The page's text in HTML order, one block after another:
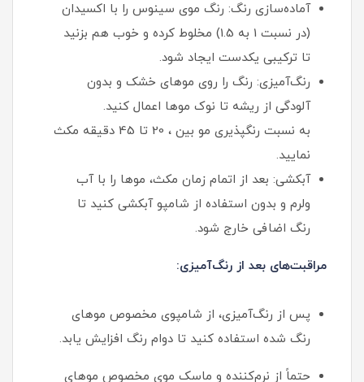
آماده‌سازی رنگ: رنگ موی سینوس را با اکسیدان
(در نسبت 1 به 1.5) مخلوط کرده و خوب هم بزنید
تا ترکیبی یکدست ایجاد شود.
رنگ‌آمیزی: رنگ را روی موهای خشک و بدون
آلودگی از ریشه تا نوک موها اعمال کنید.
به نسبت رنگپذیری مو بین ، 20 تا 45 دقیقه مکث
نمایید.
آبکشی: بعد از اتمام زمان مکث، موها را با آب
ولرم و بدون استفاده از شامپو آبکشی کنید تا
رنگ اضافی خارج شود.
مراقبت‌های بعد از رنگ‌آمیزی:
پس از رنگ‌آمیزی، از شامپوی مخصوص موهای
رنگ شده استفاده کنید تا دوام رنگ افزایش یابد.
حتماً از نرم‌کننده و ماسک موی مخصوص موهای